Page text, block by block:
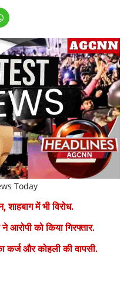
Today
शाहबाग में भी विरोध.
आरोपी को किया गिरफ्तार.
कर्ज और कोहली की वापसी.